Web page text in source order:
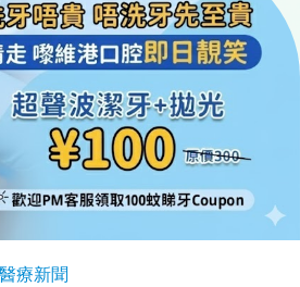
醫療新聞